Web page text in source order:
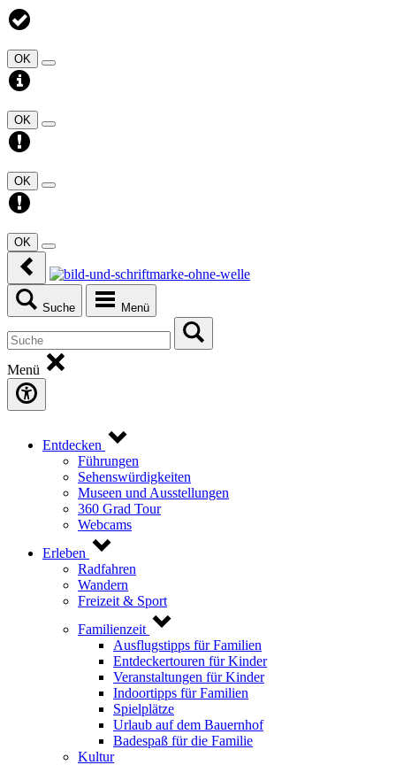
OK
OK
OK
OK
Suche Menü
Menü
Entdecken
Führungen
Sehenswürdigkeiten
Museen und Ausstellungen
360 Grad Tour
Webcams
Erleben
Radfahren
Wandern
Freizeit & Sport
Familienzeit
Ausflugstipps für Familien
Entdeckertouren für Kinder
Veranstaltungen für Kinder
Indoortipps für Familien
Spielplätze
Urlaub auf dem Bauernhof
Badespaß für die Familie
Kultur